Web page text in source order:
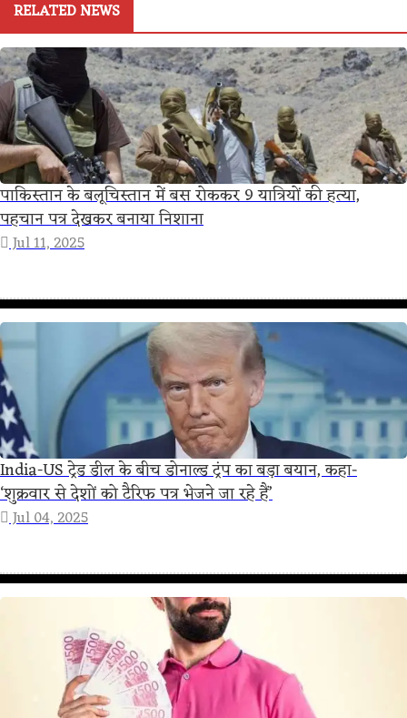
RELATED NEWS
पाकिस्तान के बलूचिस्तान में बस रोककर 9 यात्रियों की हत्या,
पहचान पत्र देखकर बनाया निशाना
Jul 11, 2025
India-US ट्रेड डील के बीच डोनाल्ड ट्रंप का बड़ा बयान, कहा-
‘शुक्रवार से देशों को टैरिफ पत्र भेजने जा रहे हैं’
Jul 04, 2025